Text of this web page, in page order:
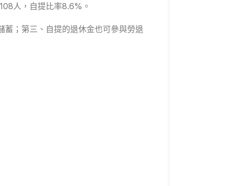
人，自提比率8.6%。
；第三、自提的退休金也可參與勞退